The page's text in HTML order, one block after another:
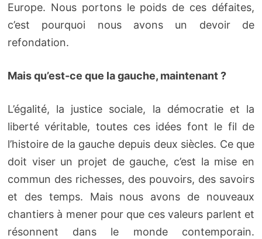
Europe. Nous portons le poids de ces défaites,
c’est pourquoi nous avons un devoir de
refondation.
Mais qu’est-ce que la gauche, maintenant ?
L’égalité, la justice sociale, la démocratie et la
liberté véritable, toutes ces idées font le fil de
l’histoire de la gauche depuis deux siècles. Ce que
doit viser un projet de gauche, c’est la mise en
commun des richesses, des pouvoirs, des savoirs
et des temps. Mais nous avons de nouveaux
chantiers à mener pour que ces valeurs parlent et
résonnent dans le monde contemporain.